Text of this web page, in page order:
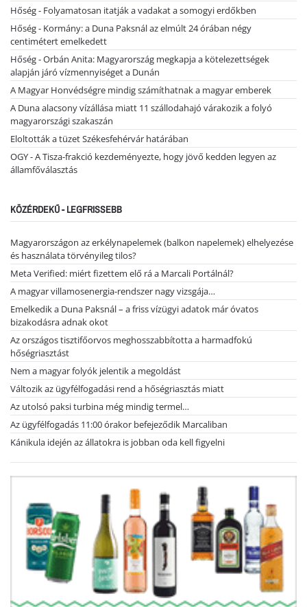
Hőség - Folyamatosan itatják a vadakat a somogyi erdőkben
Hőség - Kormány: a Duna Paksnál az elmúlt 24 órában négy
centimétert emelkedett
Hőség - Orbán Anita: Magyarország megkapja a kötelezettségek
alapján járó vízmennyiséget a Dunán
A Magyar Honvédségre mindig számíthatnak a magyar emberek
A Duna alacsony vízállása miatt 11 szállodahajó várakozik a folyó
magyarországi szakaszán
Eloltották a tüzet Székesfehérvár határában
OGY - A Tisza-frakció kezdeményezte, hogy jövő kedden legyen az
államfőválasztás
KÖZÉRDEKŰ - LEGFRISSEBB
Magyarországon az erkélynapelemek (balkon napelemek) elhelyezése
és használata törvényileg tilos?
Meta Verified: miért fizettem elő rá a Marcali Portálnál?
A magyar villamosenergia-rendszer nagy vizsgája…
Emelkedik a Duna Paksnál – a friss vízügyi adatok már óvatos
bizakodásra adnak okot
Az országos tisztifőorvos meghosszabbította a harmadfokú
hőségriasztást
Nem a magyar folyók jelentik a megoldást
Változik az ügyfélfogadási rend a hőségriasztás miatt
Az utolsó paksi turbina még mindig termel…
Az ügyfélfogadás 11:00 órakor befejeződik Marcaliban
Kánikula idején az állatokra is jobban oda kell figyelni